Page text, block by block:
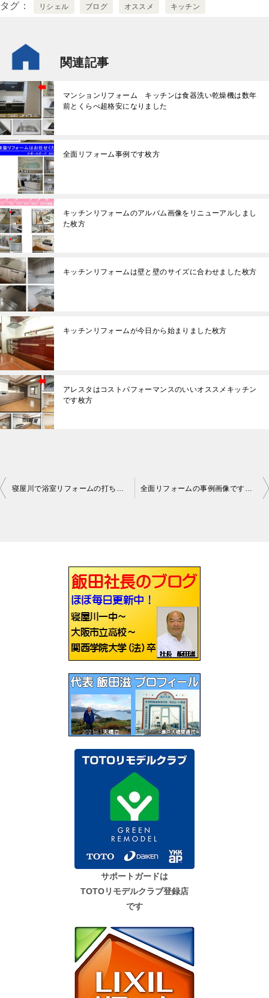
タグ リシェル ブログ オススメ キッチン
関連記事
マンションリフォーム キッチンは食器洗い乾燥機は数年
前とくらべ超格安になりました
全面リフォーム事例です枚方
キッチンリフォームのアルバム画像をリニューアルしまし
た枚方
キッチンリフォームは壁と壁のサイズに合わせました枚方
キッチンリフォームが今日から始まりました枚方
アレスタはコストパフォーマンスのいいオススメキッチン
です枚方
ゲ
ー
シ
ョ
ン
寝屋川で浴室リフォームの打ち合わせをしてきました 全面リフォームの事例画像です寝屋川
サポートガードは
TOTOリモデルクラブ登録店
です